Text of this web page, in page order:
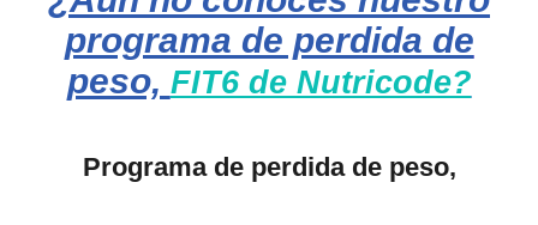
programa de perdida de
peso, FIT6 de Nutricode?
Programa de perdida de peso,